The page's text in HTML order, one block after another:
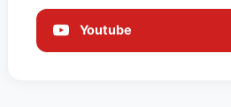
Youtube